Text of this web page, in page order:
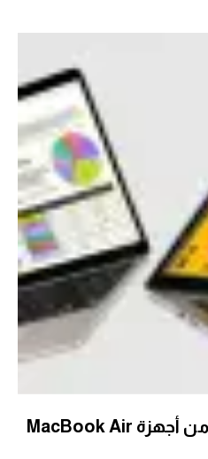
أبل تطلق الجيل الجديد من أجهزة MacBook Air